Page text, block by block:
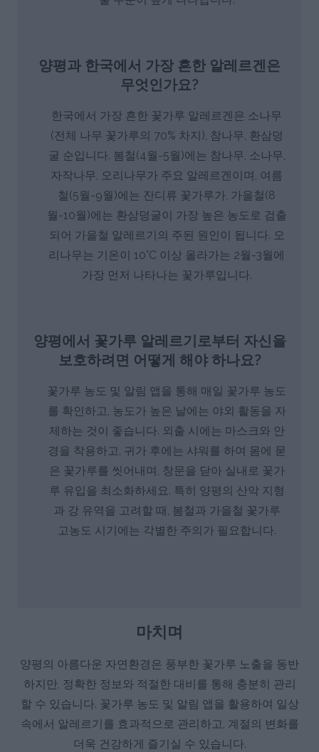
양평과 한국에서 가장 흔한 알레르겐은
무엇인가요?
한국에서 가장 흔한 꽃가루 알레르겐은 소나무
(전체 나무 꽃가루의 70% 차지), 참나무, 환삼덩
굴 순입니다. 봄철(4월-5월)에는 참나무, 소나무,
자작나무, 오리나무가 주요 알레르겐이며, 여름
철(5월-9월)에는 잔디류 꽃가루가, 가을철(8
월-10월)에는 환삼덩굴이 가장 높은 농도로 검출
되어 가을철 알레르기의 주된 원인이 됩니다. 오
리나무는 기온이 10°C 이상 올라가는 2월-3월에
가장 먼저 나타나는 꽃가루입니다.
양평에서 꽃가루 알레르기로부터 자신을
보호하려면 어떻게 해야 하나요?
꽃가루 농도 및 알림 앱을 통해 매일 꽃가루 농도
를 확인하고, 농도가 높은 날에는 야외 활동을 자
제하는 것이 좋습니다. 외출 시에는 마스크와 안
경을 착용하고, 귀가 후에는 샤워를 하여 몸에 묻
은 꽃가루를 씻어내며, 창문을 닫아 실내로 꽃가
루 유입을 최소화하세요. 특히 양평의 산악 지형
과 강 유역을 고려할 때, 봄철과 가을철 꽃가루
고농도 시기에는 각별한 주의가 필요합니다.
마치며
양평의 아름다운 자연환경은 풍부한 꽃가루 노출을 동반
하지만, 정확한 정보와 적절한 대비를 통해 충분히 관리
할 수 있습니다. 꽃가루 농도 및 알림 앱을 활용하여 일상
속에서 알레르기를 효과적으로 관리하고, 계절의 변화를
더욱 건강하게 즐기실 수 있습니다.